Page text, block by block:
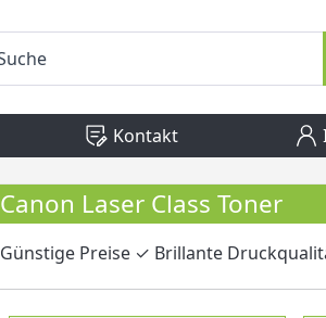
Kontakt
Canon Laser Class Toner
Günstige Preise ✓ Brillante